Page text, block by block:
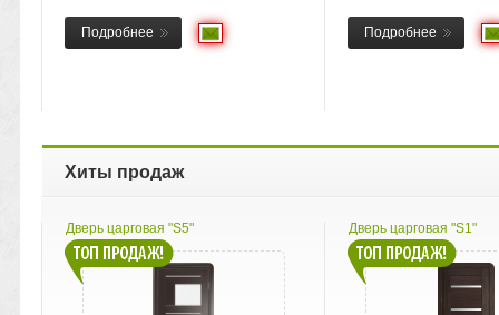
Подробнее Подробнее
Хиты продаж
Дверь царговая "S5" Дверь царговая "S1"